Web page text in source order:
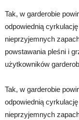
Tak, w garderobie
odpowiednią
nieprzyjemnych
powstawania pleśni i
użytkowników
Tak, w garderobie
odpowiednią
nieprzyjemnych